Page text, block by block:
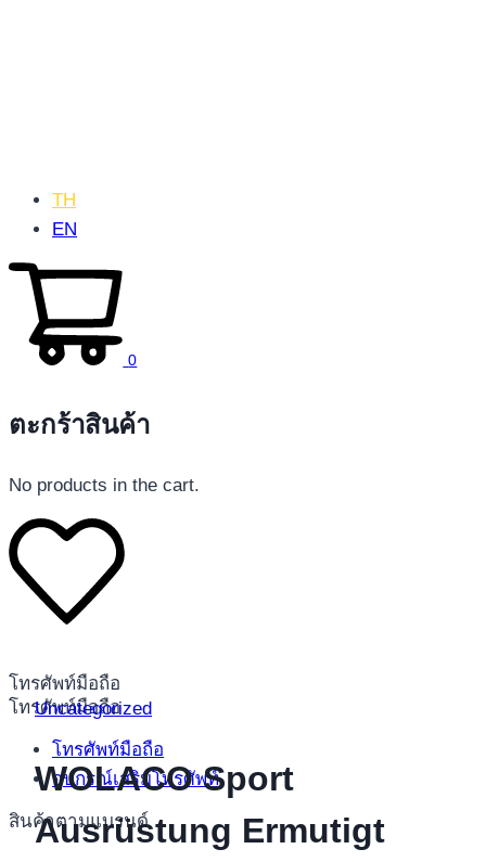
โทรศัพท์มือถือ
โทรศัพท์มือถือ
โทรศัพท์มือถือ
อุปกรณ์เสริมโทรศัพท์
สินค้าตามแบรนด์
TH
EN
0
ตะกร้าสินค้า
No products in the cart.
Uncategorized
WOLACO Sport
Ausrüstung Ermutigt